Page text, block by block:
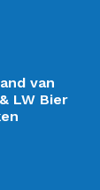
van
LW Bier